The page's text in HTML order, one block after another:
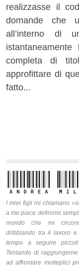
realizzasse il
domande che
all’interno di
completa di
approfittare di
fatto...
I miei figli mi chiamano
a me piace definirmi
mondo che mi
dribblando tra il lavoro
tempo a seguire
Tentando di
ad affrontare molteplici